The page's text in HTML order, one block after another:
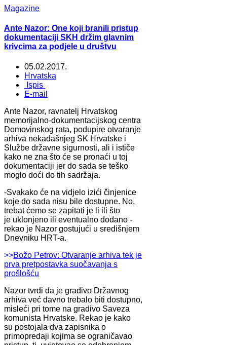
Magazine
Ante Nazor: One koji branili pristup
dokumentaciji SKH držim glavnim
krivcima za podjele u društvu
05.02.2017.
Hrvatska
Ispis
E-mail
Ante Nazor, ravnatelj Hrvatskog
memorijalno-dokumentacijskog centra
Domovinskog rata, podupire otvaranje
arhiva nekadašnjeg SK Hrvatske i
Službe državne sigurnosti, ali i ističe
kako ne zna što će se pronaći u toj
dokumentaciji jer do sada se teško
moglo doći do tih sadržaja.
-Svakako će na vidjelo izići činjenice
koje do sada nisu bile dostupne. No,
trebat ćemo se zapitati je li ili što
je uklonjeno ili eventualno dodano -
rekao je Nazor gostujući u središnjem
Dnevniku HRT-a.
>>Božo Petrov: Otvaranje arhiva tek je
prva pretpostavka suočavanja s
prošlošću
Nazor tvrdi da je gradivo Državnog
arhiva već davno trebalo biti dostupno,
misleći pri tome na gradivo Saveza
komunista Hrvatske. Rekao je kako
su postojala dva zapisnika o
primopredaji kojima se ograničavao